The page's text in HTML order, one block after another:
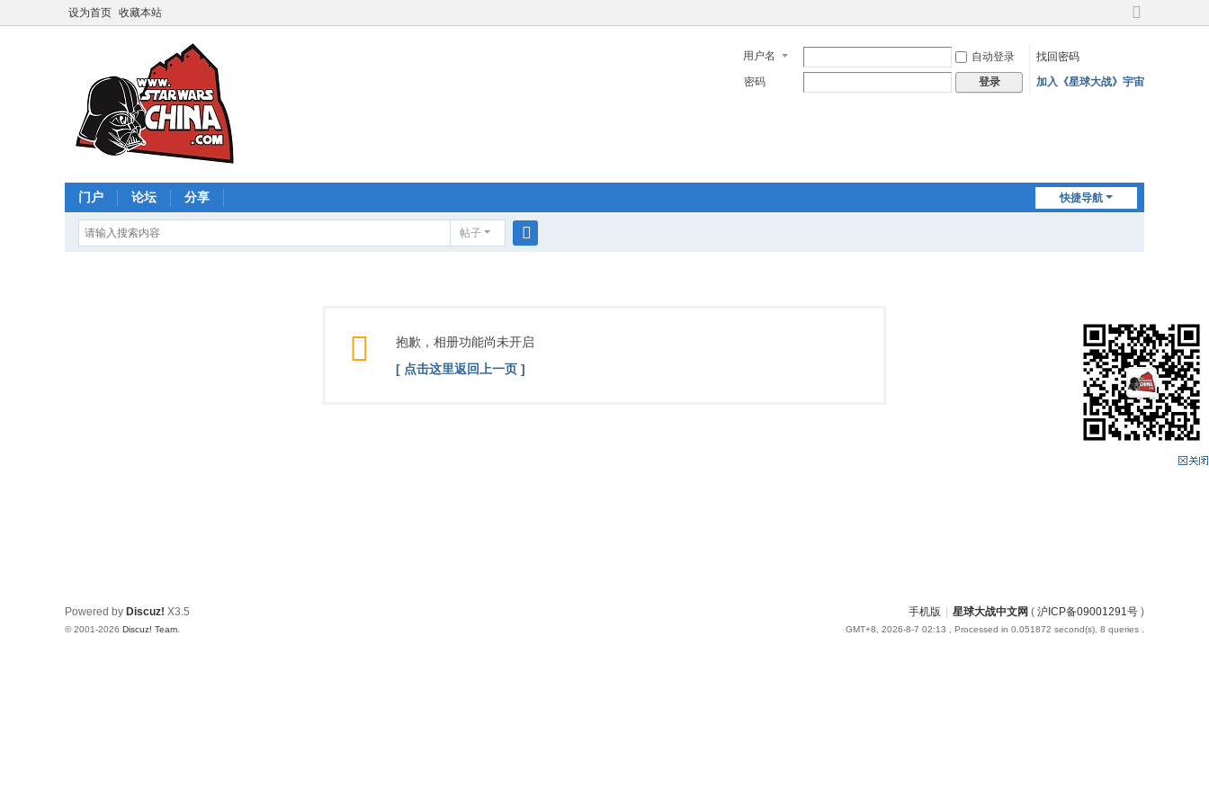
设为首页 收藏本站
切
宽
用户名 自动登录
找回密码
密码
登录 加入《星球大战》宇宙
快捷导航
门户 论坛 分享
帖子
抱歉，相册功能尚未开启
[ 点击这里返回上一页 ]
手机版 星球大战中文网 ( 沪ICP备09001291号 )
GMT+8, 2026-8-7 02:13 , Processed in 0.051872 second(s), 8 queries .
Powered by Discuz! X3.5
© 2001-2026 Discuz! Team